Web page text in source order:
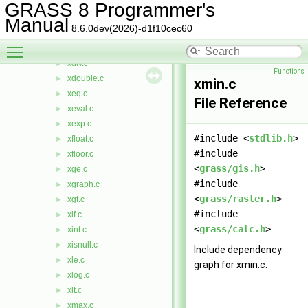
GRASS 8 Programmer's
Manual 8.6.0dev(2026)-d1f10cec60
► xbitor.c
► xbitxor.c
► xceil.c
► xdiv.c
► xdouble.c
► xeq.c
► xeval.c
► xexp.c
► xfloat.c
► xfloor.c
► xge.c
► xgraph.c
► xgt.c
► xif.c
► xint.c
► xisnull.c
► xle.c
► xlog.c
► xlt.c
► xmax.c
Functions
xmin.c
File Reference
#include <stdlib.h>
#include
<grass/gis.h>
#include
<grass/raster.h>
#include
<grass/calc.h>
Include dependency
graph for xmin.c: